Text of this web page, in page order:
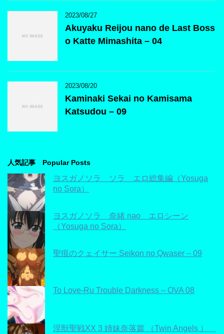
2023/08/27
Akuyaku Reijou nano de Last Boss
o Katte Mimashita – 04
2023/08/20
Kaminaki Sekai no Kamisama
Katsudou – 09
人気記事 Popular Posts
ヨスガノソラ ソラ エロ総集編（Yosuga
no Sora）
ヨスガノソラ 奈緒 nao エロシーン
（Yosuga no Sora）
聖痕のクェイサー Seikon no Qwaser – 09
To Love-Ru Trouble Darkness – OVA 08
淫獣聖戦XX 3 姉妹奈落篇 （Twin Angels ）